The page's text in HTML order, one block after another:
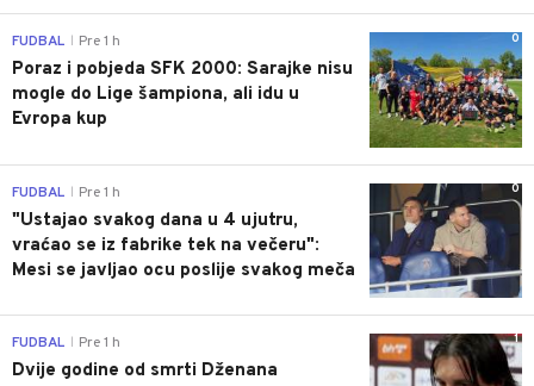
0
FUDBAL Pre 1 h
Poraz i pobjeda SFK 2000: Sarajke nisu
mogle do Lige šampiona, ali idu u
Evropa kup
0
FUDBAL Pre 1 h
"Ustajao svakog dana u 4 ujutru,
vraćao se iz fabrike tek na večeru":
Mesi se javljao ocu poslije svakog meča
1
FUDBAL Pre 1 h
Dvije godine od smrti Dženana